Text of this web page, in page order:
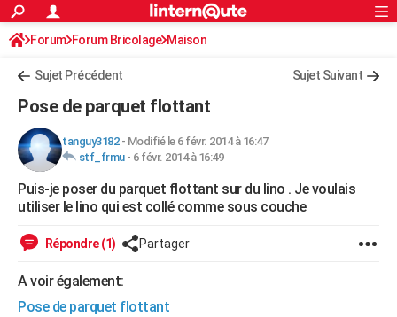
ACTUALITÉS
Politique
Société
Faits Divers
Education
Monde
Villes
+
FINANCE
Retraite
Impôts
Epargne
Immobilier
Risques naturels par ville
Banque
Assurance
Crédit
AUTO
Essais
Réserver un essai
Citadines
Berlines
SUV
Forum auto
+HIGH-TECH
Mobiles
Meilleur smartphone
Internet
Ordinateurs
Jeux vidéo
Guide high-tech
BRICOLAGE
WEEK-END
Guides de France
Escapades
Patrimoine
Expositions
Musées
Week-end nature
+LIFESTYLE
S'inscrire
Connexion
Forum Forum Bricolage Maison
Sujet Précédent Sujet Suivant
Pose de parquet flottant
tanguy3182- Modifié le 6 févr. 2014 à 16:47
stf_frmu- 6 févr. 2014 à 16:49
Puis-je poser du parquet flottant sur du lino . Je voulais
utiliser le lino qui est collé comme sous couche
Répondre (1) Partager
A voir également:
Pose de parquet flottant